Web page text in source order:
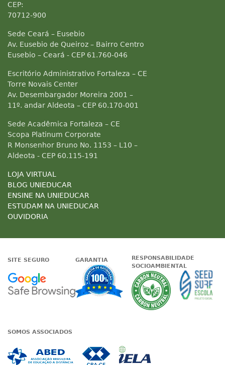
CEP:
70712-900
Sede Ceará – Eusebio
Av. Eusebio de Queiroz – Bairro Centro
Eusebio – Ceará - CEP 61.760-046
Escritório Administrativo Fortaleza – CE
Torre Novais Center
Av. Desembargador Moreira 2001 –
11º. andar Aldeota – CEP 60.170-001
Sede Acadêmica Fortaleza – CE
Scopa Platinum Corporate
R Monsenhor Bruno No. 1153 – L10 –
Aldeota - CEP 60.115-191
LOJA VIRTUAL
BLOG UNIEDUCAR
ENSINE NA UNIEDUCAR
ESTUDAM NA UNIEDUCAR
OUVIDORIA
SITE SEGURO
Google - Status do site no
GARANTIA
Garantia de
RESPONSABILIDADE
SOCIOAMBIENTAL
A
SOMOS ASSOCIADOS